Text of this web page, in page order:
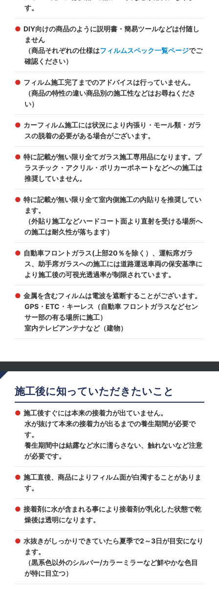
す。
DIY向けの商品のように説明書・簡易ツールなどは付随し
ません
（商品それぞれの仕様はフィルムスペック一覧ページでご
確認ください）
フィルム施工完了までのアドバイスは行っていません。
（商品の特性の違い商品別の施工性などはお尋ねくださ
い）
カーフィルム施工には状況により内張り・モール類・ガラ
スの脱着の必要がある場合がございます。
特に記載が無い限り全てガラス施工専用品になります。プ
ラスチック・アクリル・ポリカーポネートなどへの施工は
推奨していません。
特に記載が無い限り全て室内側施工の内貼りを推奨してい
ます。
（外貼り施工などハードコート面より直射を受ける場所へ
の施工は耐久性が落ちます）
自動車フロントガラス(上部20％を除く）、運転席ガラ
ス、助手席ガラスへの施工には道路運送車両の保安基準に
より施工後の可視光透過率が制限されています。
金属を含むフィルムは電波を遮断することがございます。
GPS・ETC・キーレス（自動車 フロントガラスなどセン
サー部の有る場所に施工）
室内テレビアンテナなど（建物）
施工後に知っていただきたいこと
施工後すぐには本来の接着力が出ていません。
水が抜けて本来の接着力が出るまでの養生期間が必要で
す。
養生期間中は結露など水に濡らさない、触れないなど注意
が必要です。
施工直後、商品によりフィルム面が白濁することがありま
す。
接着剤に水が含まれる事により接着剤が乳化した状態で乾
燥後は透明になります。
水抜きがしっかりできていたら夏季で2～3日が目安になり
ます。
（黒系色以外のシルバー/カラーミラーなど鮮やかな色目
が特に目立つ）